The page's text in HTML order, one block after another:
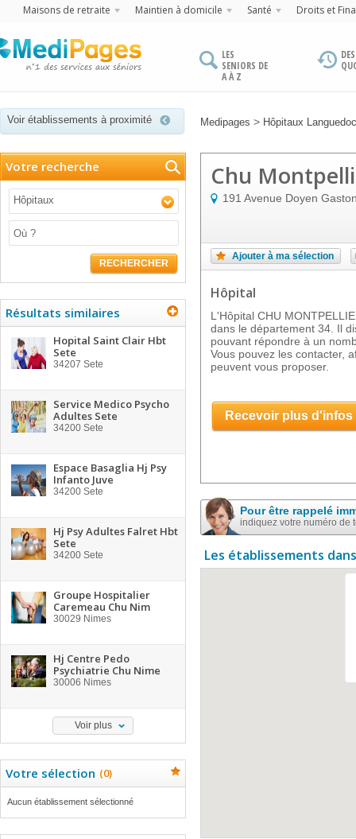
Maisons de retraite Maintien à domicile Santé Droits et
LES
SENIORS DE
A À Z
Voir établissements à proximité Medipages > Hôpitaux
Votre recherche
Hôpitaux
RECHERCHER
Résultats similaires
Hopital Saint Clair Hbt
Sete
34207 Sete
Service Medico Psycho
Adultes Sete
34200 Sete
Espace Basaglia Hj Psy
Infanto Juve
34200 Sete
Hj Psy Adultes Falret Hbt
Sete
34200 Sete
Groupe Hospitalier
Caremeau Chu Nim
30029 Nimes
Hj Centre Pedo
Psychiatrie Chu Nime
30006 Nimes
Voir plus
Votre sélection (0)
Aucun établissement sélectionné
Chu
191 Avenue Doyen
Ajouter à ma sélection
Hôpital
L'Hôpital CHU
dans le département 34. Il
pouvant répondre à un
Vous pouvez les contacter,
peuvent vous proposer.
Recevoir plus d'infos
Pour être rappelé
indiquez votre numéro de
Les établissements